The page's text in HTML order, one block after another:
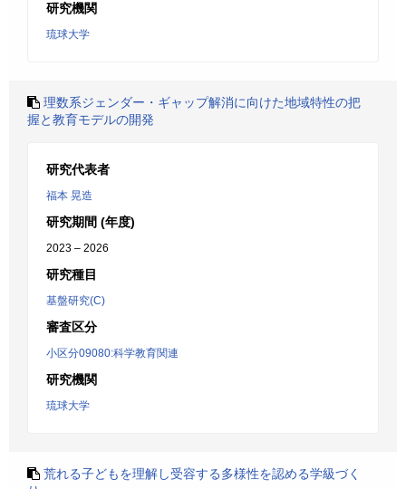
研究機関
琉球大学
理数系ジェンダー・ギャップ解消に向けた地域特性の把
握と教育モデルの開発
研究代表者
福本 晃造
研究期間 (年度)
2023 – 2026
研究種目
基盤研究(C)
審査区分
小区分09080:科学教育関連
研究機関
琉球大学
荒れる子どもを理解し受容する多様性を認める学級づく